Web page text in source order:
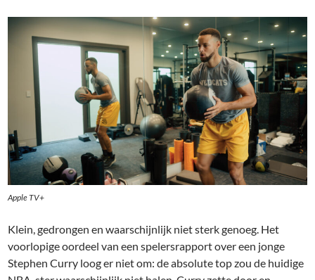
Apple TV+
Klein, gedrongen en waarschijnlijk niet sterk genoeg. Het
voorlopige oordeel van een spelersrapport over een jonge
Stephen Curry loog er niet om: de absolute top zou de huidige